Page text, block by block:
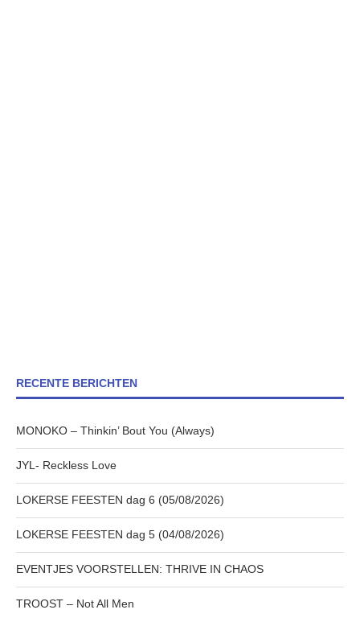
RECENTE BERICHTEN
MONOKO – Thinkin’ Bout You (Always)
JYL- Reckless Love
LOKERSE FEESTEN dag 6 (05/08/2026)
LOKERSE FEESTEN dag 5 (04/08/2026)
EVENTJES VOORSTELLEN: THRIVE IN CHAOS
TROOST – Not All Men